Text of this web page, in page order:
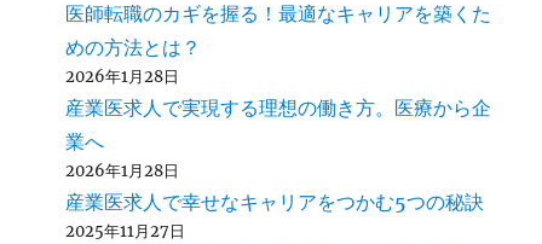
医師転職のカギを握る！最適なキャリアを築くた
めの方法とは？
2026年1月28日
産業医求人で実現する理想の働き方。医療から企
業へ
2026年1月28日
産業医求人で幸せなキャリアをつかむ5つの秘訣
2025年11月27日